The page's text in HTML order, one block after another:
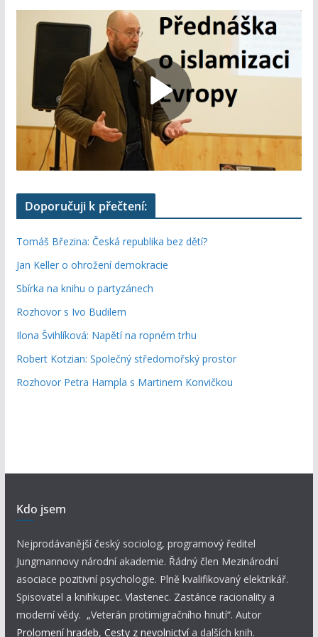
Doporučuji k přečtení:
Tomáš Březina: Česká republika bez dětí?
Jan Keller o ohrožení demokracie
Sbírka na knihu o partyzánech
Rozhovor s Ivo Budilem
Ilona Švihlíková: Napětí na ropném trhu
Robert Kotzian: Společný středomořský prostor
Rozhovor Petra Hampla s Martinem Konvičkou
Kdo jsem
Nejprodávanější český sociolog, programový ředitel
Jungmannovy národní akademie. Řádný člen Mezinárodní
asociace pozitivní psychologie. Plně kvalifikovaný elektrikář.
Spisovatel a knihkupec. Vlastenec. Zastánce racionality a
moderní vědy. „Veterán protimigračního hnutí“. Autor
Prolomení hradeb, Cesty z nevolnictví a dalších knih.